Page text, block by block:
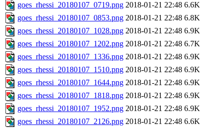
goes_rhessi_20180107_0719.png 2018-01-21 22:48 6.6K
goes_rhessi_20180107_0853.png 2018-01-21 22:48 6.8K
goes_rhessi_20180107_1028.png 2018-01-21 22:48 6.9K
goes_rhessi_20180107_1202.png 2018-01-21 22:48 6.7K
goes_rhessi_20180107_1336.png 2018-01-21 22:48 6.9K
goes_rhessi_20180107_1510.png 2018-01-21 22:48 6.9K
goes_rhessi_20180107_1644.png 2018-01-21 22:48 6.9K
goes_rhessi_20180107_1818.png 2018-01-21 22:48 6.9K
goes_rhessi_20180107_1952.png 2018-01-21 22:48 6.9K
goes_rhessi_20180107_2126.png 2018-01-21 22:48 6.6K